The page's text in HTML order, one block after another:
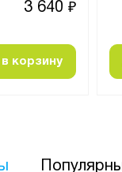
3 640 ₽
корзину